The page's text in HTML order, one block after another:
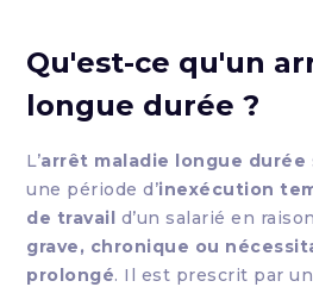
Qu'est-ce qu'un
longue durée ?
L’arrêt maladie longue durée
une période d’inexécution
de travail d’un salarié en
grave, chronique ou
prolongé. Il est prescrit par un